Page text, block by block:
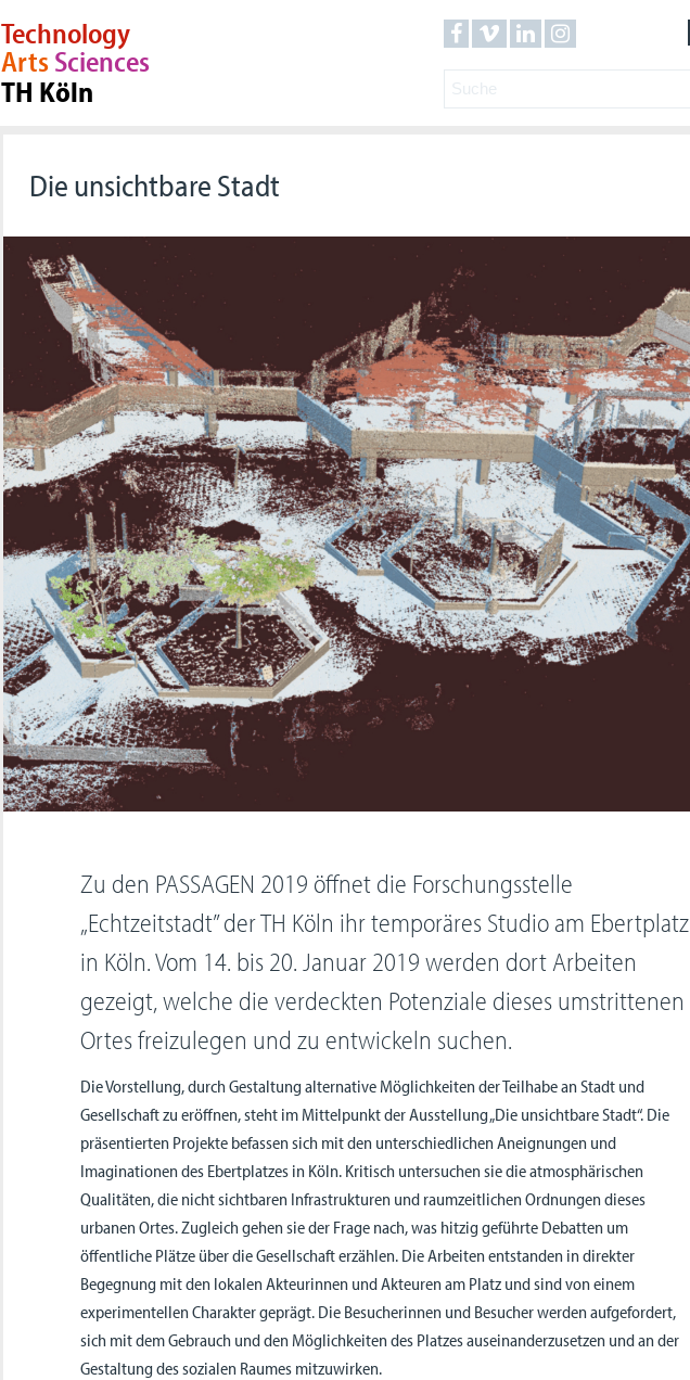
Technology
ArtsSciences
TH Köln
Die unsichtbare Stadt
Zu den PASSAGEN 2019 öffnet die Forschungsstelle
„Echtzeitstadt” der TH Köln ihr temporäres Studio am Ebertplatz
in Köln. Vom 14. bis 20. Januar 2019 werden dort Arbeiten
gezeigt, welche die verdeckten Potenziale dieses umstrittenen
Ortes freizulegen und zu entwickeln suchen.
Die Vorstellung, durch Gestaltung alternative Möglichkeiten der Teilhabe an Stadt und
Gesellschaft zu eröffnen, steht im Mittelpunkt der Ausstellung „Die unsichtbare Stadt“. Die
präsentierten Projekte befassen sich mit den unterschiedlichen Aneignungen und
Imaginationen des Ebertplatzes in Köln. Kritisch untersuchen sie die atmosphärischen
Qualitäten, die nicht sichtbaren Infrastrukturen und raumzeitlichen Ordnungen dieses
urbanen Ortes. Zugleich gehen sie der Frage nach, was hitzig geführte Debatten um
öffentliche Plätze über die Gesellschaft erzählen. Die Arbeiten entstanden in direkter
Begegnung mit den lokalen Akteurinnen und Akteuren am Platz und sind von einem
experimentellen Charakter geprägt. Die Besucherinnen und Besucher werden aufgefordert,
sich mit dem Gebrauch und den Möglichkeiten des Platzes auseinanderzusetzen und an der
Gestaltung des sozialen Raumes mitzuwirken.